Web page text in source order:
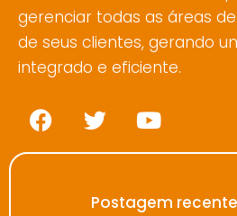
gerenciar todas as áreas
de seus clientes, gerando
integrado e eficiente.
Postagem